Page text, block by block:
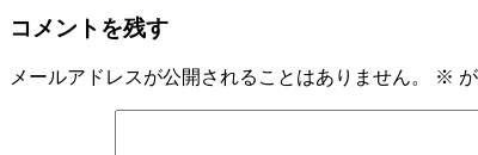
ナ
ビ
コメントを残す
メールアドレスが公開されることはありません。 ※